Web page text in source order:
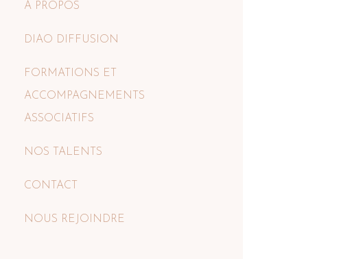
À PROPOS
DIAO DIFFUSION
FORMATIONS ET
ACCOMPAGNEMENTS
ASSOCIATIFS
NOS TALENTS
CONTACT
NOUS REJOINDRE